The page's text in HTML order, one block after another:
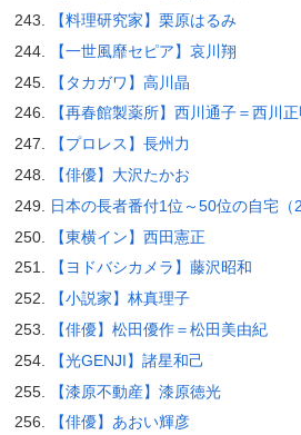
【料理研究家】栗原はるみ
【一世風靡セピア】哀川翔
【タカガワ】高川晶
【再春館製薬所】西川通子＝西川正
【プロレス】長州力
【俳優】大沢たかお
日本の長者番付1位～50位の自宅（
【東横イン】西田憲正
【ヨドバシカメラ】藤沢昭和
【小説家】林真理子
【俳優】松田優作＝松田美由紀
【光GENJI】諸星和己
【漆原不動産】漆原徳光
【俳優】あおい輝彦